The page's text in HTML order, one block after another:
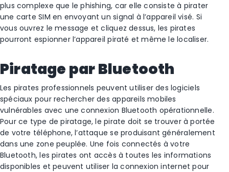
plus complexe que le phishing, car elle consiste à pirater
une carte SIM en envoyant un signal à l’appareil visé. Si
vous ouvrez le message et cliquez dessus, les pirates
pourront espionner l’appareil piraté et même le localiser.
Piratage par Bluetooth
Les pirates professionnels peuvent utiliser des logiciels
spéciaux pour rechercher des appareils mobiles
vulnérables avec une connexion Bluetooth opérationnelle.
Pour ce type de piratage, le pirate doit se trouver à portée
de votre téléphone, l’attaque se produisant généralement
dans une zone peuplée. Une fois connectés à votre
Bluetooth, les pirates ont accès à toutes les informations
disponibles et peuvent utiliser la connexion internet pour